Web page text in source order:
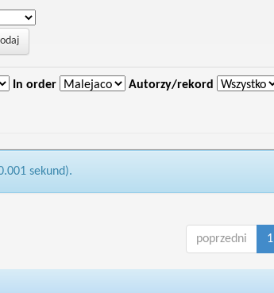
In order Autorzy/rekord
sekund).
poprzedni 1